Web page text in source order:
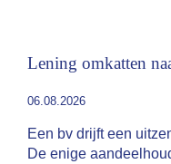
Lening omkatten
06.08.2026
Een bv drijft een
De enige